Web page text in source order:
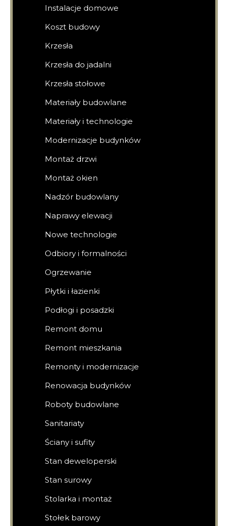
Instalacje domowe
Koszt budowy
Krzesła
Krzesła do jadalni
Krzesła stołowe
Materiały budowlane
Materiały i technologie
Modernizacje budynków
Montaż drzwi
Montaż okien
Nadzór budowlany
Naprawy elewacji
Nowe technologie
Odbiory i formalności
Ogrzewanie
Płytki i łazienki
Podłogi i posadzki
Remont domu
Remont mieszkania
Remonty i modernizacje
Renowacja budynków
Roboty budowlane
Sanitariaty
Ściany i sufity
Stan deweloperski
Stan surowy
Stolarka i montaż
Stołek barowy